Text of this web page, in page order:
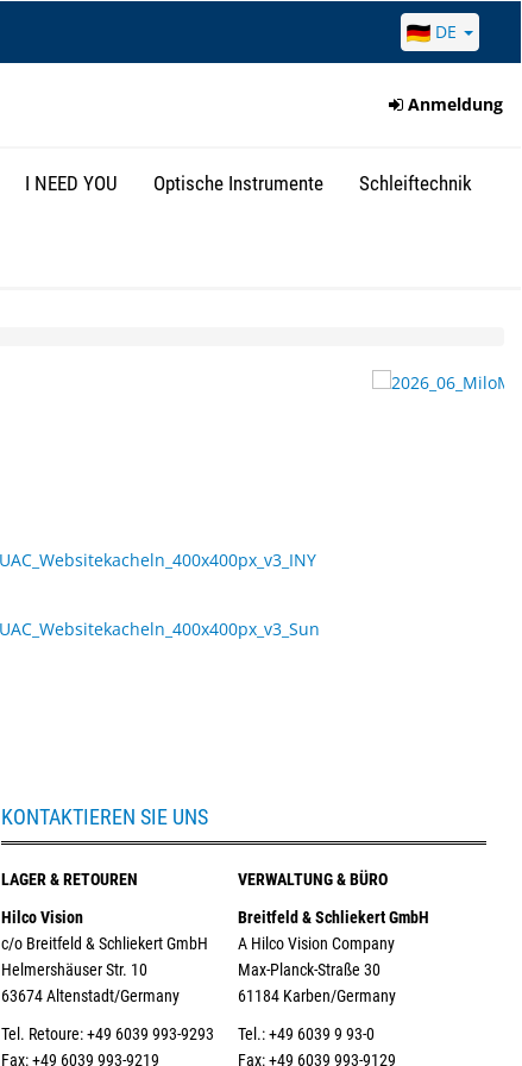
DE
Anmeldung
I NEED YOU Optische Instrumente Schleiftechnik
KONTAKTIEREN SIE UNS
LAGER & RETOUREN
Hilco Vision
c/o Breitfeld & Schliekert GmbH
Helmershäuser Str. 10
63674 Altenstadt/Germany
Tel. Retoure: +49 6039 993-9293
Fax: +49 6039 993-9219
VERWALTUNG & BÜRO
Breitfeld & Schliekert GmbH
A Hilco Vision Company
Max-Planck-Straße 30
61184 Karben/Germany
Tel.: +49 6039 9 93-0
Fax: +49 6039 993-9129